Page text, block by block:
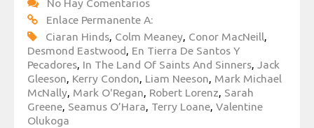
No Hay Comentarios
Enlace Permanente A:
Ciaran Hinds, Colm Meaney, Conor MacNeill,
Desmond Eastwood, En Tierra De Santos Y
Pecadores, In The Land Of Saints And Sinners, Jack
Gleeson, Kerry Condon, Liam Neeson, Mark Michael
McNally, Mark O'Regan, Robert Lorenz, Sarah
Greene, Seamus O’Hara, Terry Loane, Valentine
Olukoga